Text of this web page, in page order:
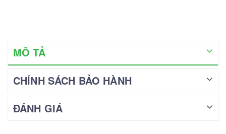
MÔ TẢ
CHÍNH SÁCH BẢO HÀNH
ĐÁNH GIÁ